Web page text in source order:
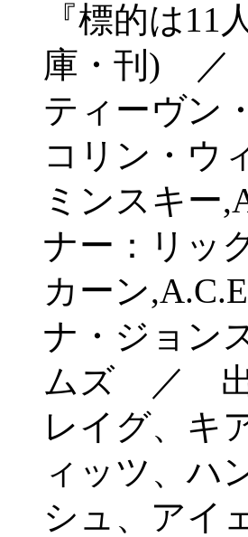
『標的は
庫・刊) ／
ティーヴン
コリン・
ミンスキ
ナー：リッ
カーン
ナ・ジョン
ムズ ／ 出
レイグ、キ
ィッツ、ハ
シュ、アイ